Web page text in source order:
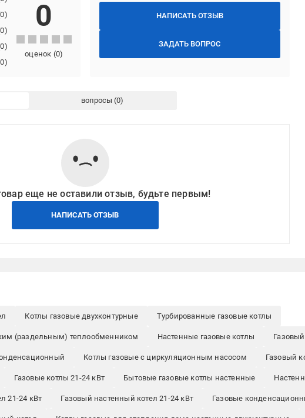
НАПИСАТЬ ОТЗЫВ
ЗАДАТЬ ВОПРОС
0
оценок (0)
вопросы
еще не оставили отзыв, будьте первым!
НАПИСАТЬ ОТЗЫВ
Котлы газовые двухконтурные Турбированные газовые котлы
(раздельным) теплообменником Настенные газовые котлы
Котлы газовые с циркуляционным насосом Газовый
Газовые котлы 21-24 кВт Бытовые газовые котлы настенные
21-24 кВт Газовый настенный котел 21-24 кВт Газовые